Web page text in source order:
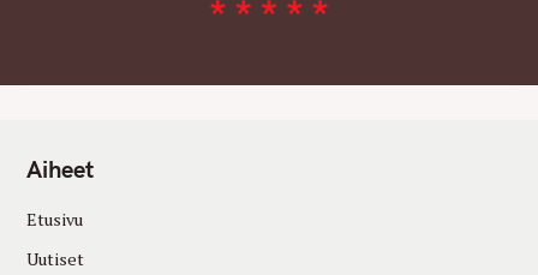
Aiheet
Etusivu
Uutiset